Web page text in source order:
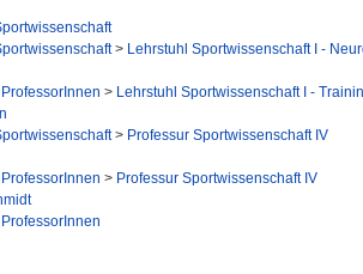
> Lehrstuhl Sportwissenschaft I -
> Lehrstuhl Sportwissenschaft I -
> Professur Sportwissenschaft IV
> Professur Sportwissenschaft IV